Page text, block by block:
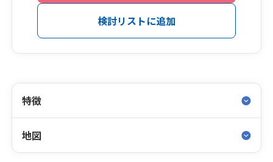
検討リストに追加
特徴
地図